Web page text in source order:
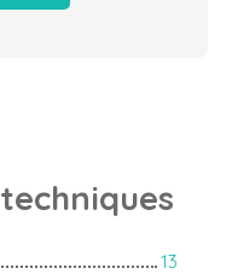
techniques
13